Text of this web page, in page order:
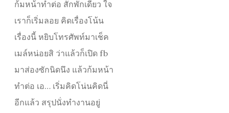
ก้มหน้าทำต่อ สักพักเดียว ใจ
เราก็เริ่มลอย คิดเรื่องโน้น
เรื่องนี้ หยิบโทรศัพท์มาเช็ค
เมล์หน่อยสิ ว่าแล้วก็เปิด fb
มาส่องซักนิดนึง แล้วก้มหน้า
ทำต่อ เอ… เริ่มคิดโน่นคิดนี่
อีกแล้ว สรุปนั่งทำงานอยู่